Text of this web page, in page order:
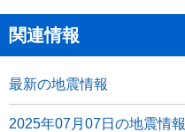
関連情報
最新の地震情報
2025年07月07日の地震情報